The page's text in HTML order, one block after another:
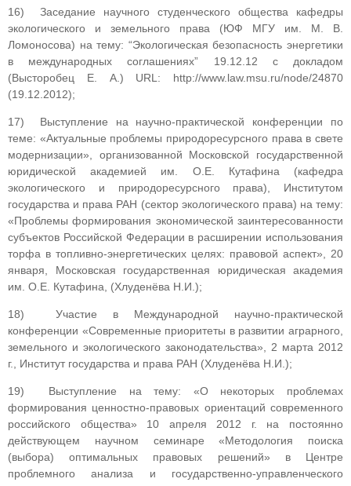
16) Заседание научного студенческого общества кафедры
экологического и земельного права (ЮФ МГУ им. М. В.
Ломоносова) на тему: “Экологическая безопасность энергетики
в международных соглашениях” 19.12.12 с докладом
(Высторобец Е. А.) URL: http://www.law.msu.ru/node/24870
(19.12.2012);
17) Выступление на научно-практической конференции по
теме: «Актуальные проблемы природоресурсного права в свете
модернизации», организованной Московской государственной
юридической академией им. О.Е. Кутафина (кафедра
экологического и природоресурсного права), Институтом
государства и права РАН (сектор экологического права) на тему:
«Проблемы формирования экономической заинтересованности
субъектов Российской Федерации в расширении использования
торфа в топливно-энергетических целях: правовой аспект», 20
января, Московская государственная юридическая академия
им. О.Е. Кутафина, (Хлуденёва Н.И.);
18) Участие в Международной научно-практической
конференции «Современные приоритеты в развитии аграрного,
земельного и экологического законодательства», 2 марта 2012
г., Институт государства и права РАН (Хлуденёва Н.И.);
19) Выступление на тему: «О некоторых проблемах
формирования ценностно-правовых ориентаций современного
российского общества» 10 апреля 2012 г. на постоянно
действующем научном семинаре «Методология поиска
(выбора) оптимальных правовых решений» в Центре
проблемного анализа и государственно-управленческого